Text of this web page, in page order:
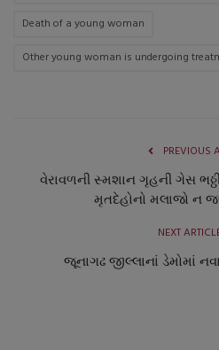
Death of a young woman
Other young woman is undergoing
PREVIOUS
વેરાવળની સ્મશાન ગૃહની ગેસ
મૃતદેહોનો મલાજો ન
NEXT
જૂનાગઢ જીલ્લાનાં ડેમોમાં